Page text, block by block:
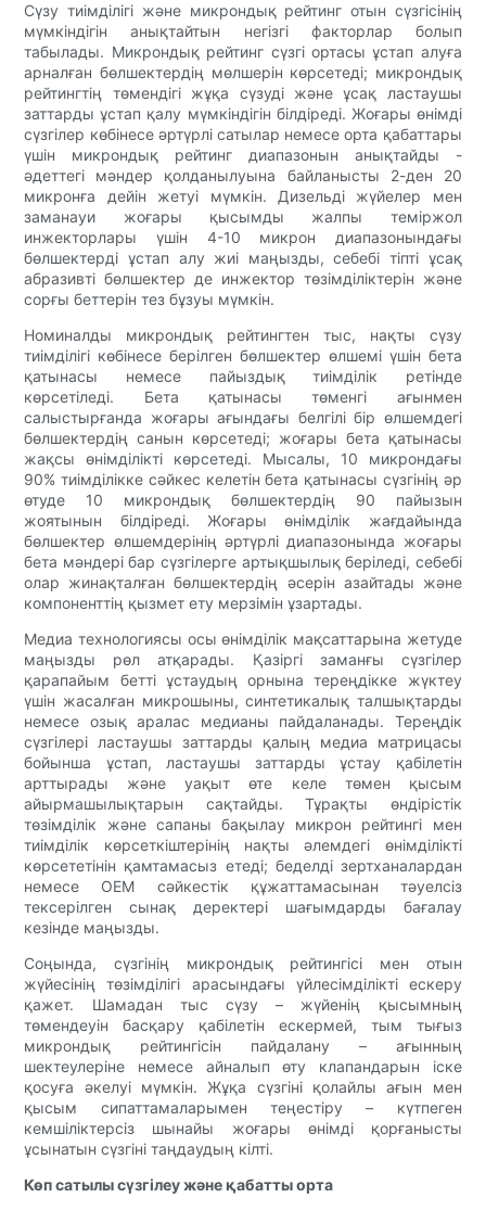
Сүзу тиімділігі және микрондық рейтинг отын сүзгісінің
мүмкіндігін анықтайтын негізгі факторлар болып
табылады. Микрондық рейтинг сүзгі ортасы ұстап алуға
арналған бөлшектердің мөлшерін көрсетеді; микрондық
рейтингтің төмендігі жұқа сүзуді және ұсақ ластаушы
заттарды ұстап қалу мүмкіндігін білдіреді. Жоғары өнімді
сүзгілер көбінесе әртүрлі сатылар немесе орта қабаттары
үшін микрондық рейтинг диапазонын анықтайды -
әдеттегі мәндер қолданылуына байланысты 2-ден 20
микронға дейін жетуі мүмкін. Дизельді жүйелер мен
заманауи жоғары қысымды жалпы теміржол
инжекторлары үшін 4-10 микрон диапазонындағы
бөлшектерді ұстап алу жиі маңызды, себебі тіпті ұсақ
абразивті бөлшектер де инжектор төзімділіктерін және
сорғы беттерін тез бұзуы мүмкін.
Номиналды микрондық рейтингтен тыс, нақты сүзу
тиімділігі көбінесе берілген бөлшектер өлшемі үшін бета
қатынасы немесе пайыздық тиімділік ретінде
көрсетіледі. Бета қатынасы төменгі ағынмен
салыстырғанда жоғары ағындағы белгілі бір өлшемдегі
бөлшектердің санын көрсетеді; жоғары бета қатынасы
жақсы өнімділікті көрсетеді. Мысалы, 10 микрондағы
90% тиімділікке сәйкес келетін бета қатынасы сүзгінің әр
өтуде 10 микрондық бөлшектердің 90 пайызын
жоятынын білдіреді. Жоғары өнімділік жағдайында
бөлшектер өлшемдерінің әртүрлі диапазонында жоғары
бета мәндері бар сүзгілерге артықшылық беріледі, себебі
олар жинақталған бөлшектердің әсерін азайтады және
компоненттің қызмет ету мерзімін ұзартады.
Медиа технологиясы осы өнімділік мақсаттарына жетуде
маңызды рөл атқарады. Қазіргі заманғы сүзгілер
қарапайым бетті ұстаудың орнына тереңдікке жүктеу
үшін жасалған микрошыны, синтетикалық талшықтарды
немесе озық аралас медианы пайдаланады. Тереңдік
сүзгілері ластаушы заттарды қалың медиа матрицасы
бойынша ұстап, ластаушы заттарды ұстау қабілетін
арттырады және уақыт өте келе төмен қысым
айырмашылықтарын сақтайды. Тұрақты өндірістік
төзімділік және сапаны бақылау микрон рейтингі мен
тиімділік көрсеткіштерінің нақты әлемдегі өнімділікті
көрсететінін қамтамасыз етеді; беделді зертханалардан
немесе OEM сәйкестік құжаттамасынан тәуелсіз
тексерілген сынақ деректері шағымдарды бағалау
кезінде маңызды.
Соңында, сүзгінің микрондық рейтингісі мен отын
жүйесінің төзімділігі арасындағы үйлесімділікті ескеру
қажет. Шамадан тыс сүзу – жүйенің қысымның
төмендеуін басқару қабілетін ескермей, тым тығыз
микрондық рейтингісін пайдалану – ағынның
шектеулеріне немесе айналып өту клапандарын іске
қосуға әкелуі мүмкін. Жұқа сүзгіні қолайлы ағын мен
қысым сипаттамаларымен теңестіру – күтпеген
кемшіліктерсіз шынайы жоғары өнімді қорғанысты
ұсынатын сүзгіні таңдаудың кілті.
Көп сатылы сүзгілеу және қабатты орта